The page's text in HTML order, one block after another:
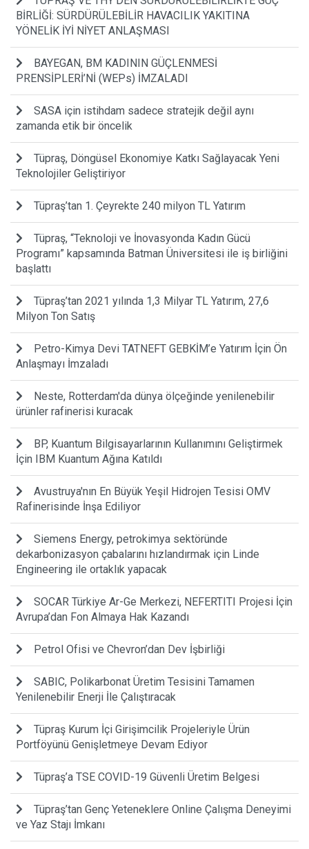
BİRLİĞİ: SÜRDÜRÜLEBİLİR HAVACILIK YAKITINA
YÖNELİK İYİ NİYET ANLAŞMASI
BAYEGAN, BM KADININ GÜÇLENMESİ
PRENSİPLERİ’Nİ (WEPs) İMZALADI
SASA için istihdam sadece stratejik değil aynı
zamanda etik bir öncelik
Tüpraş, Döngüsel Ekonomiye Katkı Sağlayacak Yeni
Teknolojiler Geliştiriyor
Tüpraş’tan 1. Çeyrekte 240 milyon TL Yatırım
Tüpraş, “Teknoloji ve İnovasyonda Kadın Gücü
Programı” kapsamında Batman Üniversitesi ile iş birliğini
başlattı
Tüpraş’tan 2021 yılında 1,3 Milyar TL Yatırım, 27,6
Milyon Ton Satış
Petro-Kimya Devi TATNEFT GEBKİM’e Yatırım İçin Ön
Anlaşmayı İmzaladı
Neste, Rotterdam'da dünya ölçeğinde yenilenebilir
ürünler rafinerisi kuracak
BP, Kuantum Bilgisayarlarının Kullanımını Geliştirmek
İçin IBM Kuantum Ağına Katıldı
Avustruya'nın En Büyük Yeşil Hidrojen Tesisi OMV
Rafinerisinde İnşa Ediliyor
Siemens Energy, petrokimya sektöründe
dekarbonizasyon çabalarını hızlandırmak için Linde
Engineering ile ortaklık yapacak
SOCAR Türkiye Ar-Ge Merkezi, NEFERTITI Projesi İçin
Avrupa’dan Fon Almaya Hak Kazandı
Petrol Ofisi ve Chevron’dan Dev İşbirliği
SABIC, Polikarbonat Üretim Tesisini Tamamen
Yenilenebilir Enerji İle Çalıştıracak
Tüpraş Kurum İçi Girişimcilik Projeleriyle Ürün
Portföyünü Genişletmeye Devam Ediyor
Tüpraş’a TSE COVID-19 Güvenli Üretim Belgesi
Tüpraş’tan Genç Yeteneklere Online Çalışma Deneyimi
ve Yaz Stajı İmkanı